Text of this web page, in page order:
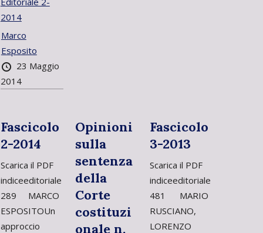
2014
Marco
Esposito
23 Maggio
2014
Fascicolo
2-2014
Scarica il PDF
indiceeditoriale
289 MARCO
ESPOSITOUn
approccio
Opinioni
sulla
sentenza
della
Corte
costituzi
onale n.
Fascicolo
3-2013
Scarica il PDF
indiceeditoriale
481 MARIO
RUSCIANO,
LORENZO